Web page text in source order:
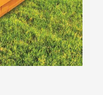
de corte en
soporte.